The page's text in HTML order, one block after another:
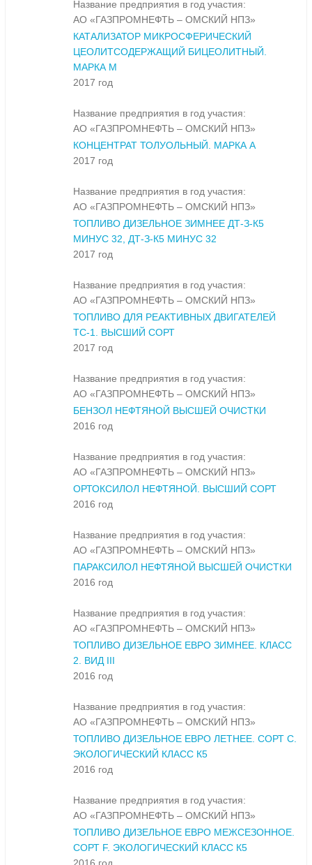
Название предприятия в год участия:
АО «ГАЗПРОМНЕФТЬ – ОМСКИЙ НПЗ»
КАТАЛИЗАТОР МИКРОСФЕРИЧЕСКИЙ
ЦЕОЛИТСОДЕРЖАЩИЙ БИЦЕОЛИТНЫЙ.
МАРКА М
2017 год
Название предприятия в год участия:
АО «ГАЗПРОМНЕФТЬ – ОМСКИЙ НПЗ»
КОНЦЕНТРАТ ТОЛУОЛЬНЫЙ. МАРКА А
2017 год
Название предприятия в год участия:
АО «ГАЗПРОМНЕФТЬ – ОМСКИЙ НПЗ»
ТОПЛИВО ДИЗЕЛЬНОЕ ЗИМНЕЕ ДТ-З-К5
МИНУС 32, ДТ-З-К5 МИНУС 32
2017 год
Название предприятия в год участия:
АО «ГАЗПРОМНЕФТЬ – ОМСКИЙ НПЗ»
ТОПЛИВО ДЛЯ РЕАКТИВНЫХ ДВИГАТЕЛЕЙ
ТС-1. ВЫСШИЙ СОРТ
2017 год
Название предприятия в год участия:
АО «ГАЗПРОМНЕФТЬ – ОМСКИЙ НПЗ»
БЕНЗОЛ НЕФТЯНОЙ ВЫСШЕЙ ОЧИСТКИ
2016 год
Название предприятия в год участия:
АО «ГАЗПРОМНЕФТЬ – ОМСКИЙ НПЗ»
ОРТОКСИЛОЛ НЕФТЯНОЙ. ВЫСШИЙ СОРТ
2016 год
Название предприятия в год участия:
АО «ГАЗПРОМНЕФТЬ – ОМСКИЙ НПЗ»
ПАРАКСИЛОЛ НЕФТЯНОЙ ВЫСШЕЙ ОЧИСТКИ
2016 год
Название предприятия в год участия:
АО «ГАЗПРОМНЕФТЬ – ОМСКИЙ НПЗ»
ТОПЛИВО ДИЗЕЛЬНОЕ ЕВРО ЗИМНЕЕ. КЛАСС
2. ВИД III
2016 год
Название предприятия в год участия:
АО «ГАЗПРОМНЕФТЬ – ОМСКИЙ НПЗ»
ТОПЛИВО ДИЗЕЛЬНОЕ ЕВРО ЛЕТНЕЕ. СОРТ С.
ЭКОЛОГИЧЕСКИЙ КЛАСС К5
2016 год
Название предприятия в год участия:
АО «ГАЗПРОМНЕФТЬ – ОМСКИЙ НПЗ»
ТОПЛИВО ДИЗЕЛЬНОЕ ЕВРО МЕЖСЕЗОННОЕ.
СОРТ F. ЭКОЛОГИЧЕСКИЙ КЛАСС К5